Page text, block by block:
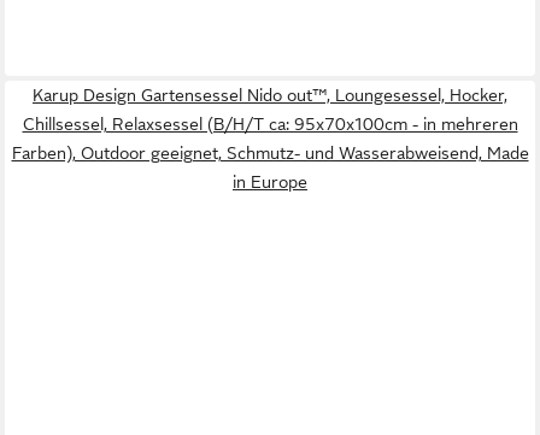
Karup Design Gartensessel Nido out™, Loungesessel, Hocker,
Chillsessel, Relaxsessel (B/H/T ca: 95x70x100cm - in mehreren
Farben), Outdoor geeignet, Schmutz- und Wasserabweisend, Made
in Europe